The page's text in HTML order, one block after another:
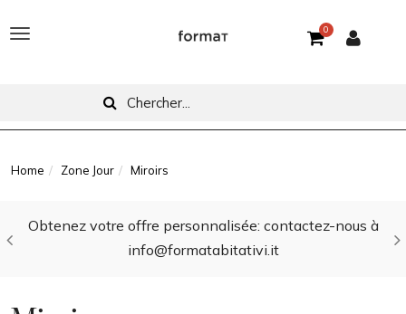
T
g
l
0
Home Zone Jour Miroirs
Obtenez votre offre personnalisée: contactez-nous à
info@formatabitativi.it